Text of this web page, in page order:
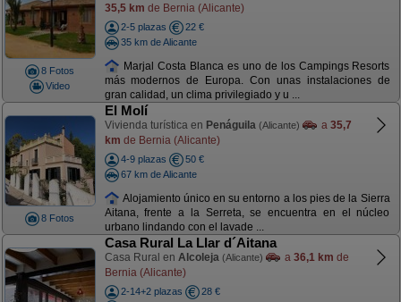
8 Fotos
Video
35,5 km de Bernia (Alicante)
2-5 plazas
22 €
35 km de Alicante
Marjal Costa Blanca es uno de los Campings Resorts
más modernos de Europa. Con unas instalaciones de
gran calidad, un clima privilegiado y u ...
8 Fotos
El Molí
Vivienda turística en Penáguila (Alicante) a 35,7
km de Bernia (Alicante)
4-9 plazas
50 €
67 km de Alicante
Alojamiento único en su entorno a los pies de la Sierra
Aitana, frente a la Serreta, se encuentra en el núcleo
urbano lindando con el lavade ...
Casa Rural La Llar d´Aitana
Casa Rural en Alcoleja (Alicante) a 36,1 km de
Bernia (Alicante)
2-14+2 plazas
28 €